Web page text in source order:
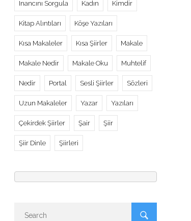
Inancını Sorgula Kadın Kimdir
Kitap Alıntıları Köşe Yazıları
Kısa Makaleler Kısa Şiirler Makale
Makale Nedir Makale Oku Muhtelif
Nedir Portal Sesli Şiirler Sözleri
Uzun Makaleler Yazar Yazıları
Çekirdek Şiirler Şair Şiir
Şiir Dinle Şiirleri